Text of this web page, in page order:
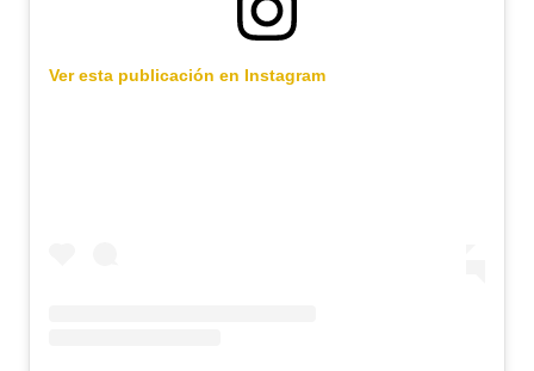
Ver esta publicación en Instagram